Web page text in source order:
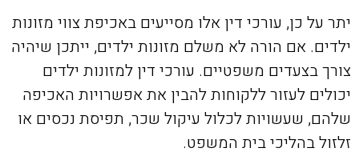
יתר על כן, עורכי דין אלו מסייעים באכיפת צווי מזונות
ילדים. אם הורה לא משלם מזונות ילדים, ייתכן שיהיה
צורך בצעדים משפטיים. עורכי דין למזונות ילדים
יכולים לעזור ללקוחות להבין את אפשרויות האכיפה
שלהם, שעשויות לכלול עיקול שכר, תפיסת נכסים או
זלזול בהליכי בית המשפט.